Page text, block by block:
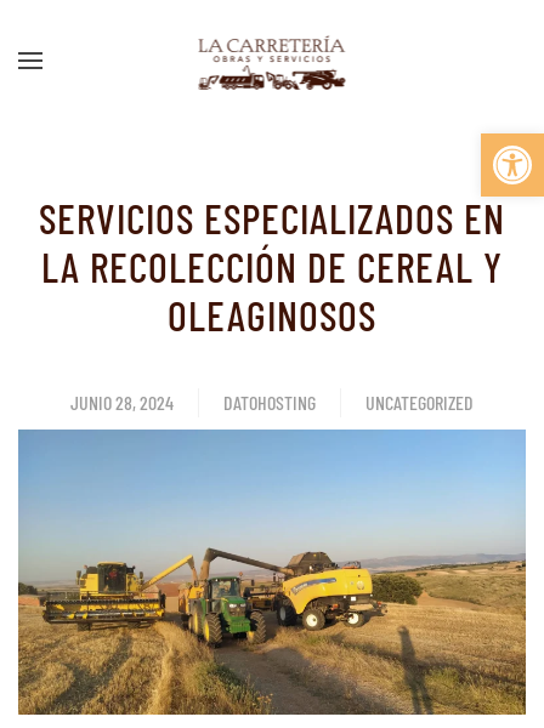
Abrir
Ir al contenido principal
SERVICIOS ESPECIALIZADOS EN
LA RECOLECCIÓN DE CEREAL Y
OLEAGINOSOS
JUNIO 28, 2024 DATOHOSTING UNCATEGORIZED